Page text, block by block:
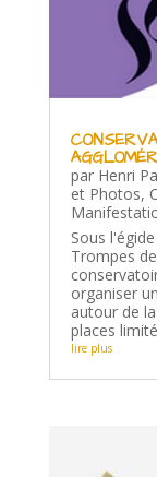
par Henri
et Photos,
Sous
Trompes
organiser
autour de
places
lire plus